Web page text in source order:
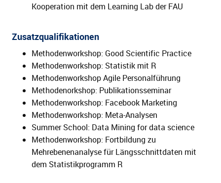
Kooperation mit dem Learning Lab der FAU
Zusatzqualifikationen
Methodenworkshop: Good Scientific Practice
Methodenworkshop: Statistik mit R
Methodenworkshop Agile Personalführung
Methodenorkshop: Publikationsseminar
Methodenworkshop: Facebook Marketing
Methodenworkshop: Meta-Analysen
Summer School: Data Mining for data science
Methodenworkshop: Fortbildung zu
Mehrebenenanalyse für Längsschnittdaten mit
dem Statistikprogramm R